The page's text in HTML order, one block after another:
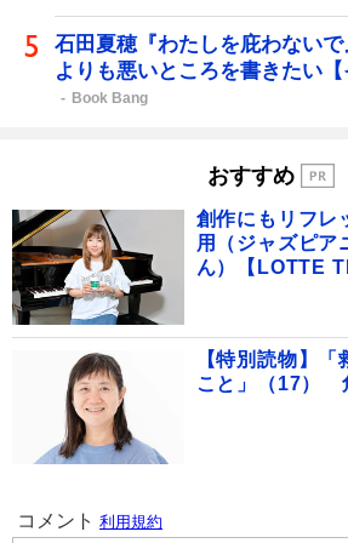
石田夏穂『わたしを庇わない
よりも悪いところを書きたい【
Book Bang
おすすめ
創作にもリフレ
用（ジャズピ
ん）【LOTTE
【特別読物】
こと」（17）